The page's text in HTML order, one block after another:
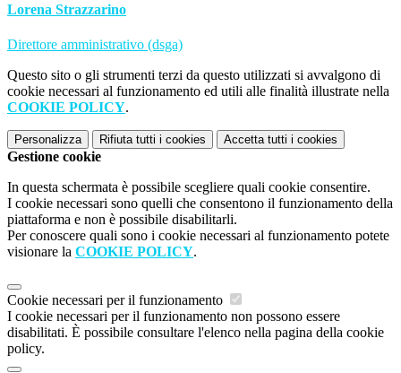
Lorena Strazzarino
Direttore amministrativo (dsga)
Questo sito o gli strumenti terzi da questo utilizzati si avvalgono di
cookie necessari al funzionamento ed utili alle finalità illustrate nella
COOKIE POLICY.
Personalizza Rifiuta tutti i cookies Accetta tutti i cookies
Gestione cookie
In questa schermata è possibile scegliere quali cookie consentire.
I cookie necessari sono quelli che consentono il funzionamento della
piattaforma e non è possibile disabilitarli.
Per conoscere quali sono i cookie necessari al funzionamento potete
visionare la COOKIE POLICY.
Cookie necessari per il funzionamento
I cookie necessari per il funzionamento non possono essere
disabilitati. È possibile consultare l'elenco nella pagina della cookie
policy.